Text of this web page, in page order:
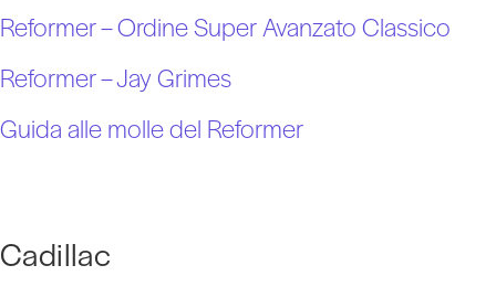
Reformer – Ordine Super Avanzato Classico
Reformer – Jay Grimes
Guida alle molle del Reformer
Cadillac